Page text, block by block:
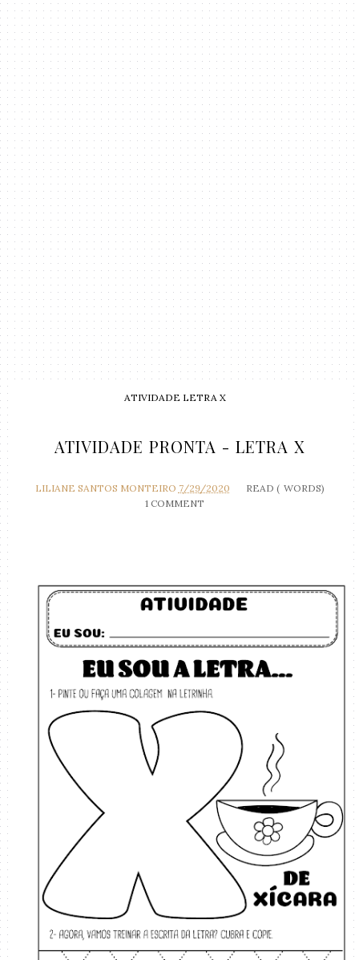
ATIVIDADE LETRA X
ATIVIDADE PRONTA - LETRA X
LILIANE SANTOS MONTEIRO 7/29/2020 READ ( WORDS)
1 COMMENT